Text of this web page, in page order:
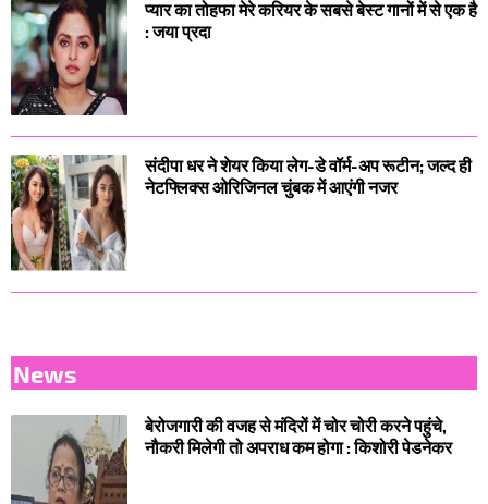
प्यार का तोहफा मेरे करियर के सबसे बेस्ट गानों में से एक है
: जया प्रदा
संदीपा धर ने शेयर किया लेग-डे वॉर्म-अप रूटीन; जल्द ही
नेटफ्लिक्स ओरिजिनल चुंबक में आएंगी नजर
News
बेरोजगारी की वजह से मंदिरों में चोर चोरी करने पहुंचे,
नौकरी मिलेगी तो अपराध कम होगा : किशोरी पेडनेकर